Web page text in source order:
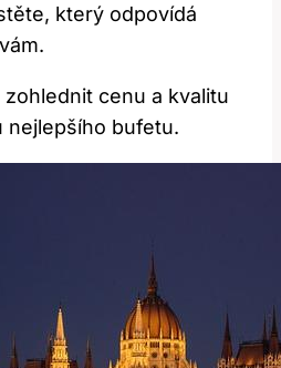
který odpovídá
cenu a kvalitu
nejlepšího bufetu.